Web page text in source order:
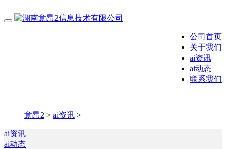
公司首页
关于我们
ai资讯
ai动态
联系我们
意昂2 > ai资讯 >
ai资讯
ai动态